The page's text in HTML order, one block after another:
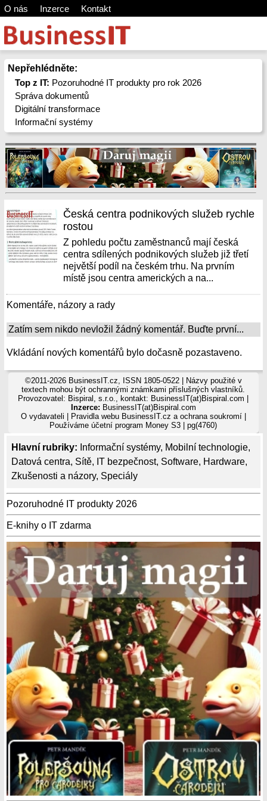
O nás Inzerce Kontakt
Nepřehlédněte:
Top z IT: Pozoruhodné IT produkty pro rok 2026
Správa dokumentů
Digitální transformace
Informační systémy
Hlavní rubriky: Informační systémy, Mobilní technologie,
Datová centra, Sítě, IT bezpečnost, Software, Hardware,
Zkušenosti a názory, Speciály
Pozoruhodné IT produkty 2026
E-knihy o IT zdarma
Česká centra podnikových služeb rychle
rostou
Z pohledu počtu zaměstnanců mají česká
centra sdílených podnikových služeb již třetí
největší podíl na českém trhu. Na prvním
místě jsou centra amerických a na...
Komentáře, názory a rady
Zatím sem nikdo nevložil žádný komentář. Buďte první...
Vkládání nových komentářů bylo dočasně pozastaveno.
©2011-2026 BusinessIT.cz, ISSN 1805-0522 | Názvy použité v
textech mohou být ochrannými známkami příslušných vlastníků.
Provozovatel: Bispiral, s.r.o., kontakt: BusinessIT(at)Bispiral.com |
Inzerce: BusinessIT(at)Bispiral.com
O vydavateli
Pravidla webu BusinessIT.cz a ochrana soukromí|
Používámeúčetní program Money S3 | pg(4760)